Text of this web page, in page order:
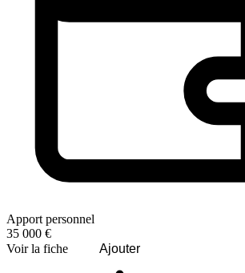
Apport personnel
35 000 €
Voir la fiche
Ajouter